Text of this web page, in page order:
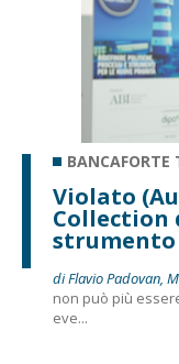
BANCAFORTE
Violato
Collection
strumento
di Flavio Padovan,
non può più
eve...